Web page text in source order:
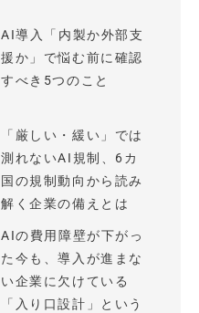
AI導入「内製か外部支
援か」で悩む前に確認
すべき5つのこと
「厳しい・緩い」では
測れないAI規制、6カ
国の規制動向から読み
解く企業の備えとは
AIの費用障壁が下がっ
た今も、導入が進まな
い企業に欠けている
「入り口設計」という